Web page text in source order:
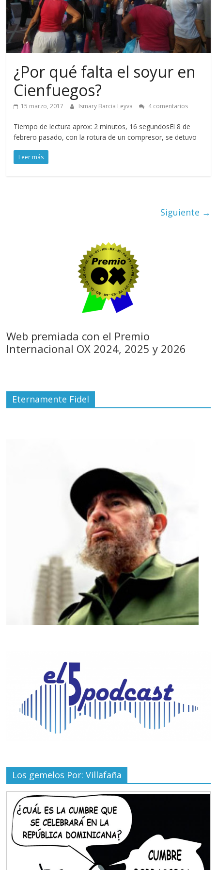
¿Por qué falta el soyur en
Cienfuegos?
15 marzo, 2017 Ismary Barcia Leyva 4 comentarios
Tiempo de lectura aprox: 2 minutos, 16 segundosEl 8 de
febrero pasado, con la rotura de un compresor, se detuvo
Leer más
Siguiente →
Web premiada con el Premio
Internacional OX 2024, 2025 y 2026
Eternamente Fidel
Los gemelos Por: Villafaña